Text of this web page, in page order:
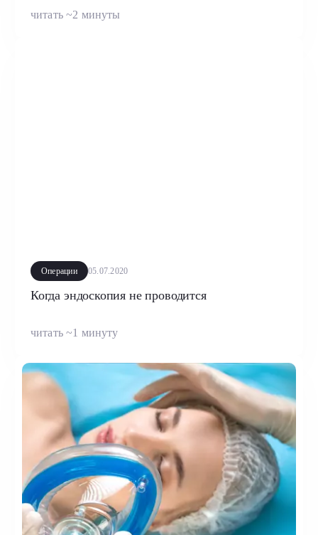
читать ~2 минуты
Операции 05.07.2020
Когда эндоскопия не проводится
читать ~1 минуту